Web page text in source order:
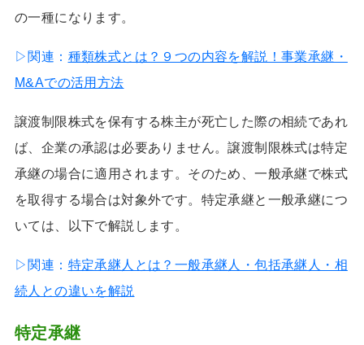
の一種になります。
▷関連： 種類株式とは？９つの内容を解説！事業承継・
M&Aでの活用方法
譲渡制限株式を保有する株主が死亡した際の相続であれ
ば、企業の承認は必要ありません。譲渡制限株式は特定
承継の場合に適用されます。そのため、一般承継で株式
を取得する場合は対象外です。特定承継と一般承継につ
いては、以下で解説します。
▷関連： 特定承継人とは？一般承継人・包括承継人・相
続人との違いを解説
特定承継